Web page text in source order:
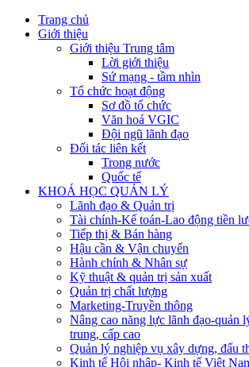
Trang chủ
Giới thiệu
Giới thiệu Trung tâm
Lời giới thiệu
Sứ mạng - tầm nhìn
Tổ chức hoạt động
Sơ đồ tổ chức
Văn hoá VGIC
Đội ngũ lãnh đạo
Đối tác liên kết
Trong nước
Quốc tế
KHOÁ HỌC QUẢN LÝ
Lãnh đạo & Quản trị
Tài chính-Kế toán-Lao động tiền
Tiếp thị & Bán hàng
Hậu cần & Vận chuyển
Hành chính & Nhân sự
Kỹ thuật & quản trị sản xuất
Quản trị chất lượng
Marketing-Truyền thông
Nâng cao năng lực lãnh đạo-quản
trung, cấp cao
Quản lý nghiệp vụ xây dựng, đấu
Kinh tế Hội nhập- Kinh tế Việt